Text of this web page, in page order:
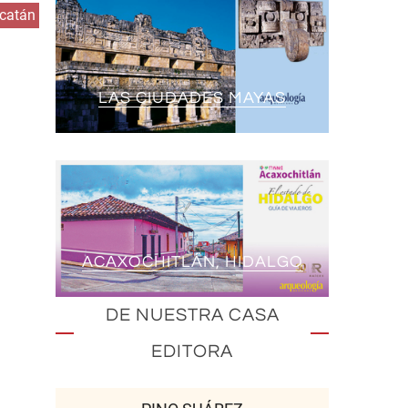
LAS CIUDADES MAYAS
ACAXOCHITLÁN, HIDALGO
DE NUESTRA CASA
EDITORA